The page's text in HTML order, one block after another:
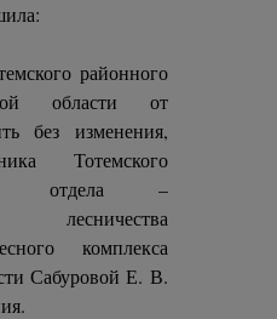
районного
области от
без изменения,
Тотемского
отдела –
лесничества
комплекса
Сабуровой Е. В.